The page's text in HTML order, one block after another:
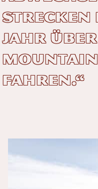
Strecken
Jahr über
fahren.“